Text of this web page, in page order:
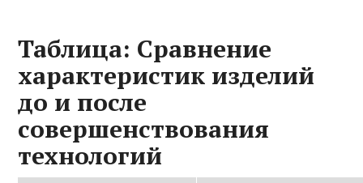
Таблица: Сравнение
характеристик изделий
до и после
совершенствования
технологий